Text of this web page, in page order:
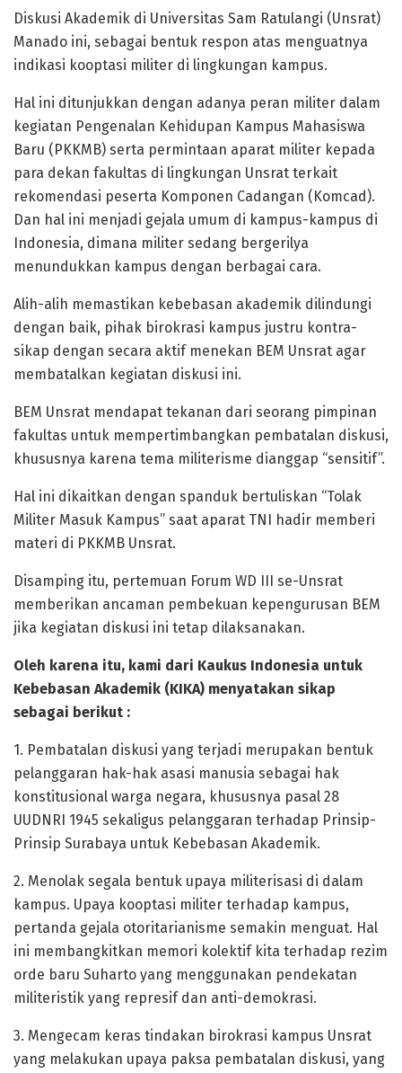
Diskusi Akademik di Universitas Sam Ratulangi (Unsrat)
Manado ini, sebagai bentuk respon atas menguatnya
indikasi kooptasi militer di lingkungan kampus.
Hal ini ditunjukkan dengan adanya peran militer dalam
kegiatan Pengenalan Kehidupan Kampus Mahasiswa
Baru (PKKMB) serta permintaan aparat militer kepada
para dekan fakultas di lingkungan Unsrat terkait
rekomendasi peserta Komponen Cadangan (Komcad).
Dan hal ini menjadi gejala umum di kampus-kampus di
Indonesia, dimana militer sedang bergerilya
menundukkan kampus dengan berbagai cara.
Alih-alih memastikan kebebasan akademik dilindungi
dengan baik, pihak birokrasi kampus justru kontra-
sikap dengan secara aktif menekan BEM Unsrat agar
membatalkan kegiatan diskusi ini.
BEM Unsrat mendapat tekanan dari seorang pimpinan
fakultas untuk mempertimbangkan pembatalan diskusi,
khususnya karena tema militerisme dianggap “sensitif”.
Hal ini dikaitkan dengan spanduk bertuliskan “Tolak
Militer Masuk Kampus” saat aparat TNI hadir memberi
materi di PKKMB Unsrat.
Disamping itu, pertemuan Forum WD III se-Unsrat
memberikan ancaman pembekuan kepengurusan BEM
jika kegiatan diskusi ini tetap dilaksanakan.
Oleh karena itu, kami dari Kaukus Indonesia untuk
Kebebasan Akademik (KIKA) menyatakan sikap
sebagai berikut :
1. Pembatalan diskusi yang terjadi merupakan bentuk
pelanggaran hak-hak asasi manusia sebagai hak
konstitusional warga negara, khususnya pasal 28
UUDNRI 1945 sekaligus pelanggaran terhadap Prinsip-
Prinsip Surabaya untuk Kebebasan Akademik.
2. Menolak segala bentuk upaya militerisasi di dalam
kampus. Upaya kooptasi militer terhadap kampus,
pertanda gejala otoritarianisme semakin menguat. Hal
ini membangkitkan memori kolektif kita terhadap rezim
orde baru Suharto yang menggunakan pendekatan
militeristik yang represif dan anti-demokrasi.
3. Mengecam keras tindakan birokrasi kampus Unsrat
yang melakukan upaya paksa pembatalan diskusi, yang